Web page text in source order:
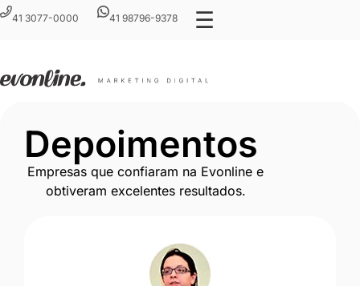
41 3077-0000 41 98796-9378 ☰
Depoimentos
Empresas que confiaram na Evonline e
obtiveram excelentes resultados.